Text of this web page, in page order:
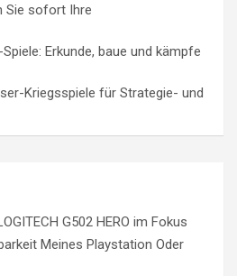
Sie sofort Ihre
Erkunde, baue und kämpfe
Kriegsspiele für Strategie- und
G502 HERO im Fokus
Meines Playstation Oder